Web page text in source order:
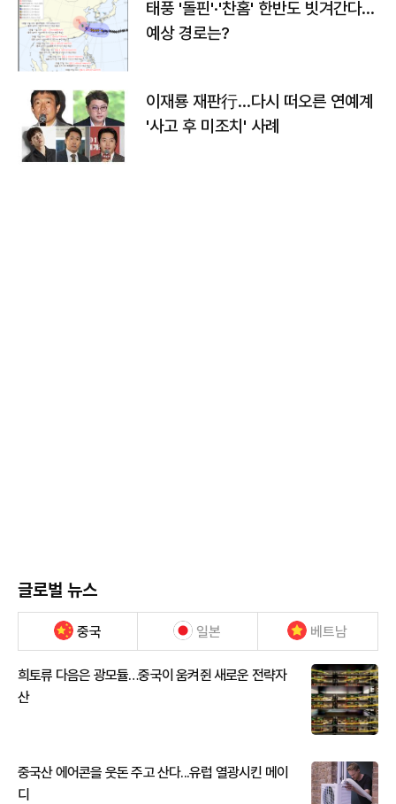
태풍 '돌핀'·'찬홈' 한반도 빗겨간다…
예상 경로는?
이재룡 재판行…다시 떠오른 연예계
'사고 후 미조치' 사례
글로벌 뉴스
중국 일본 베트남
희토류 다음은 광모듈…중국이 움켜쥔 새로운 전략자
산
중국산 에어콘을 웃돈 주고 산다...유럽 열광시킨 메이
디